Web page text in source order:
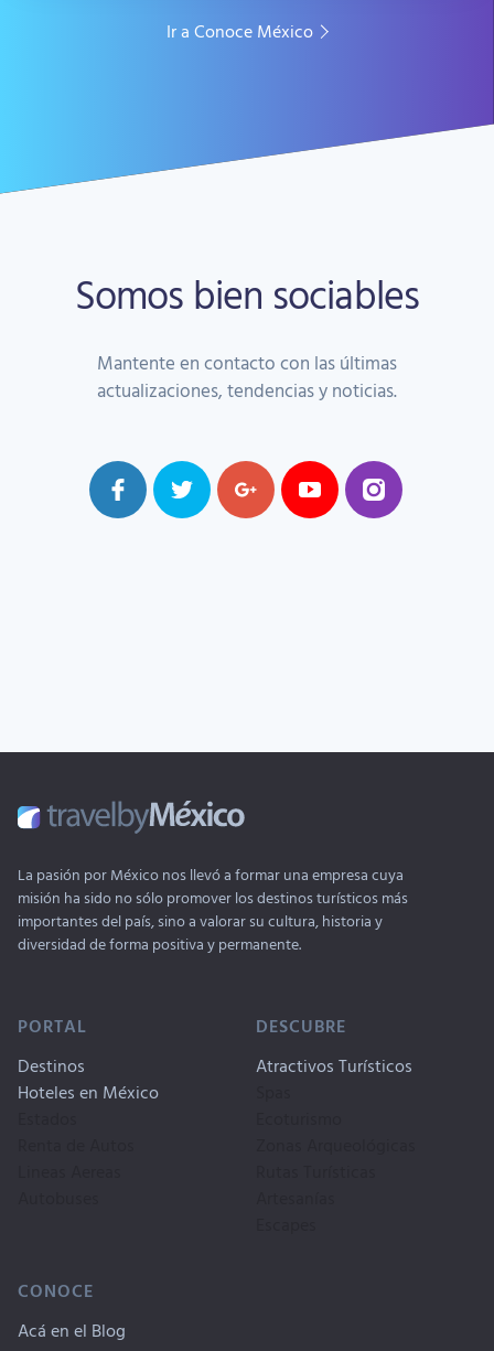
Ir a Conoce México
Somos bien sociables
Mantente en contacto con las últimas
actualizaciones, tendencias y noticias.
La pasión por México nos llevó a formar una empresa cuya
misión ha sido no sólo promover los destinos turísticos más
importantes del país, sino a valorar su cultura, historia y
diversidad de forma positiva y permanente.
PORTAL
Destinos
Hoteles en México
DESCUBRE
Atractivos Turísticos
CONOCE
Acá en el Blog